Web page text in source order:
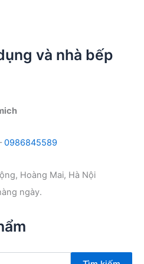
và nhà bếp
0986845589
Hoàng Mai, Hà Nội
ngày.